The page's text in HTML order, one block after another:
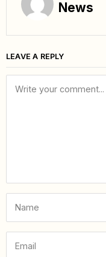
News
LEAVE A REPLY